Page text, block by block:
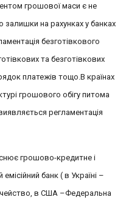
грошової маси є не
залишки на рахунках у банках
безготівкового
та безготівкових
платежів тощо.В країнах
грошового обігу питома
регламентація
грошово-кредитне і
банк ( в Україні –
в США –Федеральна